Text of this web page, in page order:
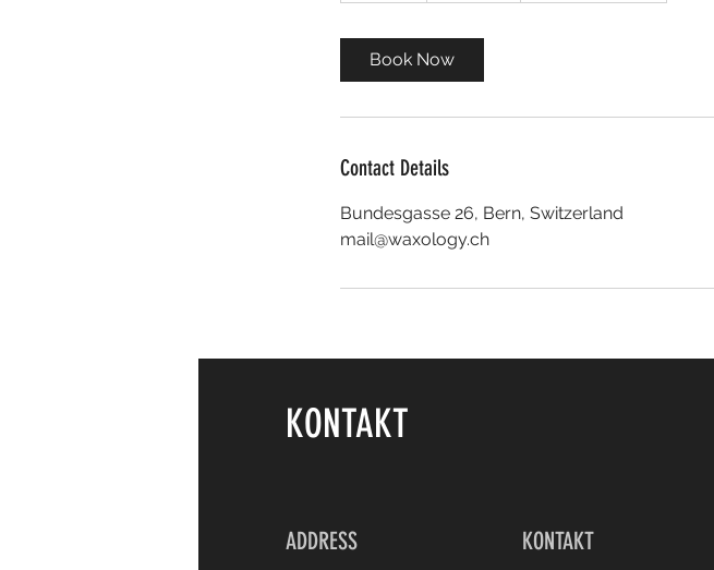
Book Now
Contact Details
Bundesgasse 26, Bern, Switzerland
mail@waxology.ch
KONTAKT
ADDRESS KONTAKT